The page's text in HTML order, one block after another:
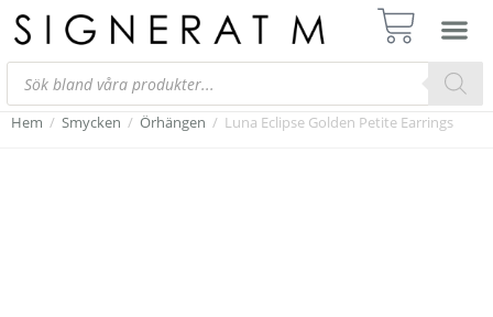
Hem / Smycken / Örhängen / Luna Eclipse Golden Petite Earrings